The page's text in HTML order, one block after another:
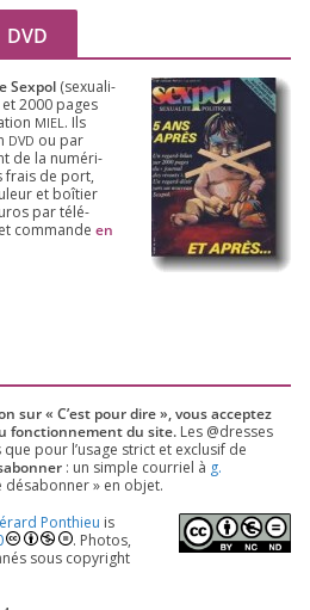
DVD
Sex­pol (sexua­li­
2000 pages
MIEL. Ils
DVD ou par
de la numé­ri­
frais de port,
et boî­tier
par télé­
com­mande en
sur « C’est pour dire », vous accep­tez
fonc­tion­ne­ment du site. Les @dresses
pour l’u­sage strict et exclu­sif de
: un simple cour­riel à g.​
désa­bon­ner » en objet.
Ponthieu is
. Photos,
sous copy­right